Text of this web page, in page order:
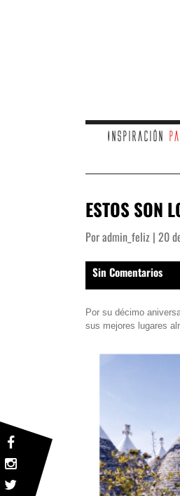
Inspiración
ESTOS SON
Por admin_feliz | 20
Sin Comentarios
Por su décimo
sus mejores lugares